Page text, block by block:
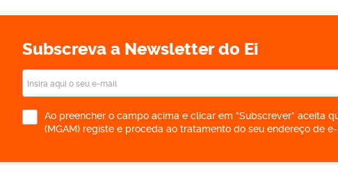
Subscreva a Newsletter do Ei
Ao preencher o campo acima e clicar em "Subscrever" aceita
(MGAM) registe e proceda ao tratamento do seu endereço de